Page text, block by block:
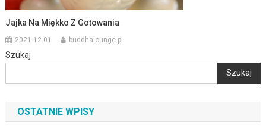
Jajka Na Miękko Z Gotowania
2021-12-01 buddhalounge.pl
Szukaj
Szukaj
OSTATNIE WPISY